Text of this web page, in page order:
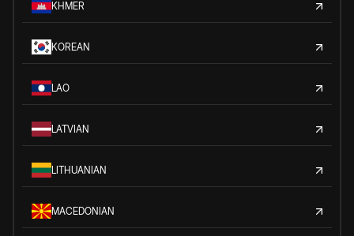
KHMER
KOREAN
LAO
LATVIAN
LITHUANIAN
MACEDONIAN